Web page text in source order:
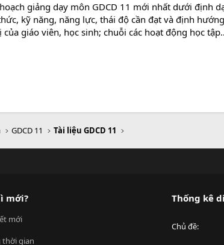
giảng dạy môn GDCD 11 mới nhất dưới định
kỹ năng, năng lực, thái độ cần đạt và định
giáo viên, học sinh; chuỗi các hoạt động học
GDCD 11 Tài liệu GDCD 11
mới?
mới
thời gian
Thống kê
Chủ đề